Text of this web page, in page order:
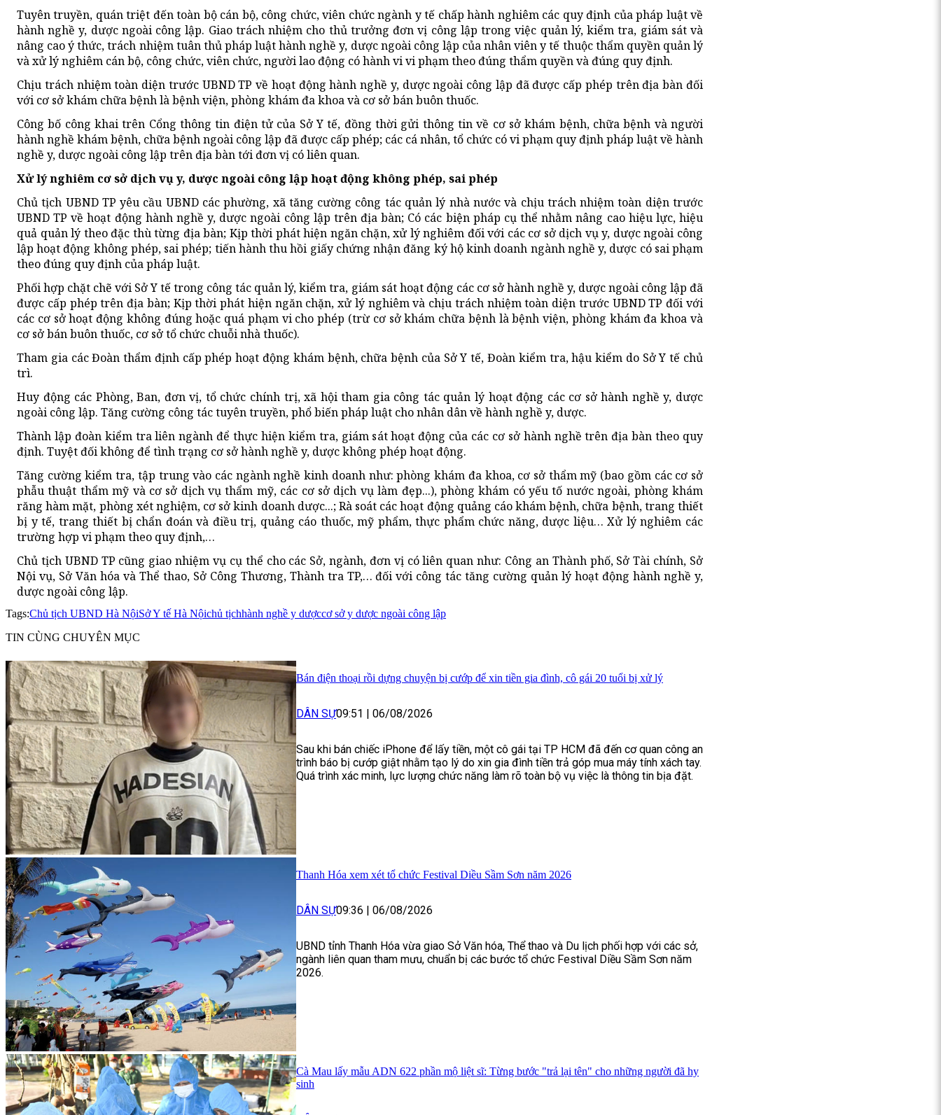
Tuyên truyền, quán triệt đến toàn bộ cán bộ, công chức, viên chức ngành y tế chấp hành nghiêm các quy định của pháp luật về
hành nghề y, dược ngoài công lập. Giao trách nhiệm cho thủ trưởng đơn vị công lập trong việc quản lý, kiểm tra, giám sát và
nâng cao ý thức, trách nhiệm tuân thủ pháp luật hành nghề y, dược ngoài công lập của nhân viên y tế thuộc thẩm quyền quản lý
và xử lý nghiêm cán bộ, công chức, viên chức, người lao động có hành vi vi phạm theo đúng thẩm quyền và đúng quy định.
Chịu trách nhiệm toàn diện trước UBND TP về hoạt động hành nghề y, dược ngoài công lập đã được cấp phép trên địa bàn đối
với cơ sở khám chữa bệnh là bệnh viện, phòng khám đa khoa và cơ sở bán buôn thuốc.
Công bố công khai trên Cổng thông tin điện tử của Sở Y tế, đồng thời gửi thông tin về cơ sở khám bệnh, chữa bệnh và người
hành nghề khám bệnh, chữa bệnh ngoài công lập đã được cấp phép; các cá nhân, tổ chức có vi phạm quy định pháp luật về hành
nghề y, dược ngoài công lập trên địa bàn tới đơn vị có liên quan.
Xử lý nghiêm cơ sở dịch vụ y, dược ngoài công lập hoạt động không phép, sai phép
Chủ tịch UBND TP yêu cầu UBND các phường, xã tăng cường công tác quản lý nhà nước và chịu trách nhiệm toàn diện trước
UBND TP về hoạt động hành nghề y, dược ngoài công lập trên địa bàn; Có các biện pháp cụ thể nhằm nâng cao hiệu lực, hiệu
quả quản lý theo đặc thù từng địa bàn; Kịp thời phát hiện ngăn chặn, xử lý nghiêm đối với các cơ sở dịch vụ y, dược ngoài công
lập hoạt động không phép, sai phép; tiến hành thu hồi giấy chứng nhận đăng ký hộ kinh doanh ngành nghề y, dược có sai phạm
theo đúng quy định của pháp luật.
Phối hợp chặt chẽ với Sở Y tế trong công tác quản lý, kiểm tra, giám sát hoạt động các cơ sở hành nghề y, dược ngoài công lập đã
được cấp phép trên địa bàn; Kịp thời phát hiện ngăn chặn, xử lý nghiêm và chịu trách nhiệm toàn diện trước UBND TP đối với
các cơ sở hoạt động không đúng hoặc quá phạm vi cho phép (trừ cơ sở khám chữa bệnh là bệnh viện, phòng khám đa khoa và
cơ sở bán buôn thuốc, cơ sở tổ chức chuỗi nhà thuốc).
Tham gia các Đoàn thẩm định cấp phép hoạt động khám bệnh, chữa bệnh của Sở Y tế, Đoàn kiểm tra, hậu kiểm do Sở Y tế chủ
trì.
Huy động các Phòng, Ban, đơn vị, tổ chức chính trị, xã hội tham gia công tác quản lý hoạt động các cơ sở hành nghề y, dược
ngoài công lập. Tăng cường công tác tuyên truyền, phổ biến pháp luật cho nhân dân về hành nghề y, dược.
Thành lập đoàn kiểm tra liên ngành để thực hiện kiểm tra, giám sát hoạt động của các cơ sở hành nghề trên địa bàn theo quy
định. Tuyệt đối không để tình trạng cơ sở hành nghề y, dược không phép hoạt động.
Tăng cường kiểm tra, tập trung vào các ngành nghề kinh doanh như: phòng khám đa khoa, cơ sở thẩm mỹ (bao gồm các cơ sở
phẫu thuật thẩm mỹ và cơ sở dịch vụ thẩm mỹ, các cơ sở dịch vụ làm đẹp...), phòng khám có yếu tố nước ngoài, phòng khám
răng hàm mặt, phòng xét nghiệm, cơ sở kinh doanh dược...; Rà soát các hoạt động quảng cáo khám bệnh, chữa bệnh, trang thiết
bị y tế, trang thiết bị chẩn đoán và điều trị, quảng cáo thuốc, mỹ phẩm, thực phẩm chức năng, dược liệu… Xử lý nghiêm các
trường hợp vi phạm theo quy định,…
Chủ tịch UBND TP cũng giao nhiệm vụ cụ thể cho các Sở, ngành, đơn vị có liên quan như: Công an Thành phố, Sở Tài chính, Sở
Nội vụ, Sở Văn hóa và Thể thao, Sở Công Thương, Thành tra TP,… đối với công tác tăng cường quản lý hoạt động hành nghề y,
dược ngoài công lập.
Tags:Chủ tịch UBND Hà NộiSở Y tế Hà Nộichủ tịchhành nghề y dượccơ sở y dược ngoài công lập
TIN CÙNG CHUYÊN MỤC
Bán điện thoại rồi dựng chuyện bị cướp để xin tiền gia đình, cô gái 20 tuổi bị xử lý
DÂN SỰ09:51 06/08/2026
Sau khi bán chiếc iPhone để lấy tiền, một cô gái tại TP HCM đã đến cơ quan công an
trình báo bị cướp giật nhằm tạo lý do xin gia đình tiền trả góp mua máy tính xách tay.
Quá trình xác minh, lực lượng chức năng làm rõ toàn bộ vụ việc là thông tin bịa đặt.
Thanh Hóa xem xét tổ chức Festival Diều Sầm Sơn năm 2026
DÂN SỰ09:36 | 06/08/2026
UBND tỉnh Thanh Hóa vừa giao Sở Văn hóa, Thể thao và Du lịch phối hợp với các sở,
ngành liên quan tham mưu, chuẩn bị các bước tổ chức Festival Diều Sầm Sơn năm
2026.
Cà Mau lấy mẫu ADN 622 phần mộ liệt sĩ: Từng bước "trả lại tên" cho những người đã hy
sinh